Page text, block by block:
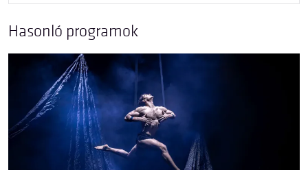
Hasonló programok